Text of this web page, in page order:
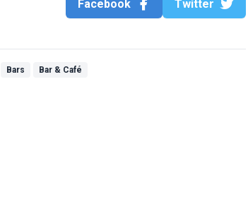
Facebook Twitter
Bars Bar & Café